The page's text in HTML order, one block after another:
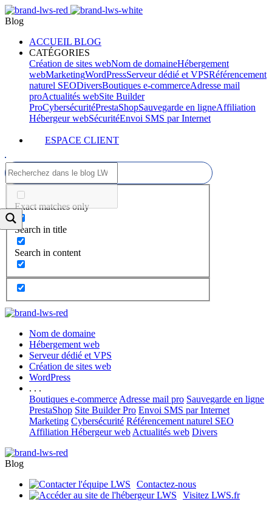
Blog
ACCUEIL BLOG
CATÉGORIES
Création de sites webNom de domaineHébergement
webMarketingWordPressServeur dédié et VPSRéférencement
naturel SEODiversBoutiques e-commerceAdresse mail
proActualités webSite Builder
ProCybersécuritéPrestaShopSauvegarde en ligneAffiliation
Hébergeur webSécuritéEnvoi SMS par Internet
ESPACE CLIENT
Exact matches only
Search in title
Search in content
Nom de domaine
Hébergement web
Serveur dédié et VPS
Création de sites web
WordPress
. . .
Boutiques e-commerce Adresse mail pro Sauvegarde en ligne
PrestaShop Site Builder Pro Envoi SMS par Internet
Marketing Cybersécurité Référencement naturel SEO
Affiliation Hébergeur web Actualités web Divers
Blog
Contactez-nous
Visitez LWS.fr